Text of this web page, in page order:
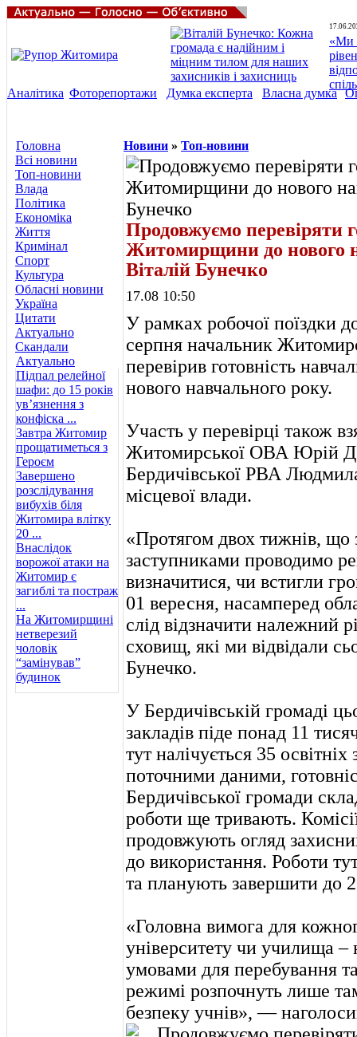
«Ми
Аналітика Фоторепортажи Думка експерта Власна думка
Головна
Всі новини
Топ-новини
Влада
Політика
Економіка
Життя
Кримінал
Спорт
Культура
Обласні новини
Україна
Цитати
Актуально
Скандали
Актуально
Підпал релейної
шафи: до 15 років
ув’язнення з
конфіска ...
Завтра Житомир
прощатиметься з
Героєм
Завершено
розслідування
вибухів біля
Житомира влітку
20 ...
Внаслідок
ворожої атаки на
Житомир є
загиблі та постраж
...
На Житомирщині
нетверезий
чоловік
“замінував”
будинок
Новини » Топ-новини
Продовжуємо перевіряти
Житомирщини до нового
Віталій Бунечко
17.08 10:50
У рамках робочої поїздки
серпня начальник
перевірив готовність
нового навчального року.
Участь у перевірці також
Житомирської ОВА Юрій
Бердичівської РВА
місцевої влади.
«Протягом двох тижнів, що
заступниками проводимо
визначитися, чи встигли
01 вересня, насамперед
слід відзначити належний
сховищ, які ми відвідали
Бунечко.
У Бердичівській громаді
закладів піде понад 11
тут налічується 35 освітніх
поточними даними,
Бердичівської громади
роботи ще тривають.
продовжують огляд
до використання. Роботи
та планують завершити до
«Головна вимога для
університету чи училища –
умовами для перебування
режимі розпочнуть лише
безпеку учнів», —